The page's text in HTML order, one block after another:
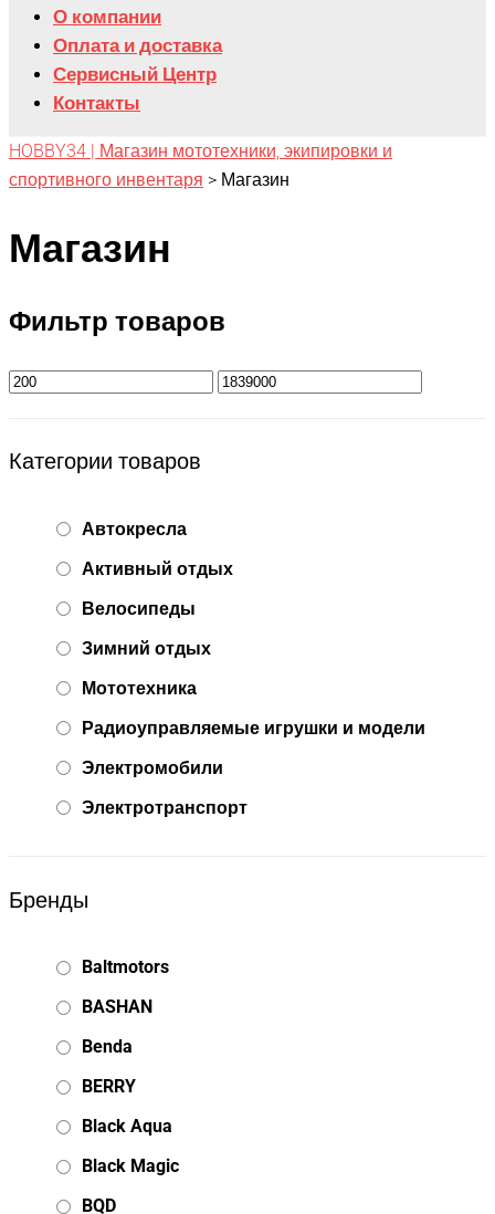
О компании
Оплата и доставка
Сервисный Центр
Контакты
HOBBY34 | Магазин мототехники, экипировки и
спортивного инвентаря > Магазин
Магазин
Фильтр товаров
Категории товаров
Автокресла
Активный отдых
Велосипеды
Зимний отдых
Мототехника
Радиоуправляемые игрушки и модели
Электромобили
Электротранспорт
Бренды
Baltmotors
BASHAN
Benda
BERRY
Black Aqua
Black Magic
BQD